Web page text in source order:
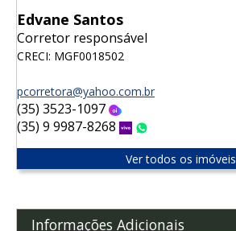
Edvane Santos
Corretor responsável
CRECI: MGF0018502
pcorretora@yahoo.com.br
(35) 3523-1097
(35) 9 9987-8268 Vivo
Ver todos os imóveis
Informações Adicionais